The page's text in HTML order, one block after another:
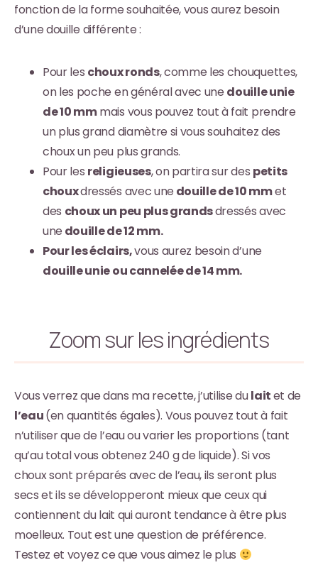
fonction de la forme souhaitée, vous aurez besoin
d’une douille différente :
Pour les choux ronds, comme les chouquettes,
on les poche en général avec une douille unie
de 10 mmmais vous pouvez tout à fait prendre
un plus grand diamètre si vous souhaitez des
choux un peu plus grands.
Pour les religieuses, on partira sur des petits
chouxdressés avec une douille de 10 mmet
des choux un peu plus grandsdressés avec
une douille de 12 mm.
Pour les éclairs,vous aurez besoin d’une
douille unie ou cannelée de 14 mm.
Zoom sur les ingrédients
Vous verrez que dans ma recette, j’utilise dulaitet de
l’eau(en quantités égales). Vous pouvez tout à fait
n’utiliser que de l’eau ou varier les proportions (tant
qu’au total vous obtenez 240 g de liquide). Si vos
choux sont préparés avec de l’eau, ils seront plus
secs et ils se développeront mieux que ceux qui
contiennent du lait qui auront tendance à être plus
moelleux. Tout est une question de préférence.
Testez et voyez ce que vous aimez le plus